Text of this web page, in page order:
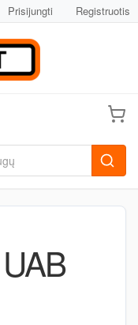
Prisijungti Registruotis